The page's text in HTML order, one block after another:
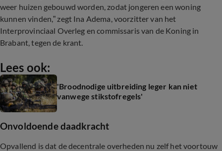
weer huizen gebouwd worden, zodat jongeren een woning
kunnen vinden,” zegt Ina Adema, voorzitter van het
Interprovinciaal Overleg en commissaris van de Koning in
Brabant, tegen de krant.
Lees ook:
'Broodnodige uitbreiding leger kan niet
vanwege stikstofregels'
Onvoldoende daadkracht
Opvallend is dat de decentrale overheden nu zelf het voortouw